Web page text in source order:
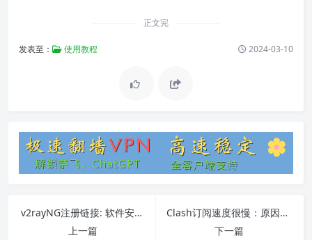
正文完
发表至： 使用教程 2024-03-10
v2rayNG注册链接: 软件安装、注册链接获取、常见问题解答
上一篇
Clash订阅速度很慢：原因、解决方法和常见问题FAQ
下一篇